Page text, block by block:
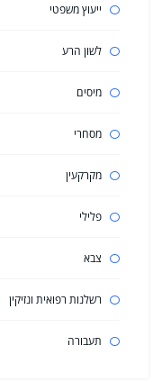
ייעוץ משפטי
לשון הרע
מיסים
מסחרי
מקרקעין
פלילי
צבא
רשלנות רפואית ונזיקין
תעבורה